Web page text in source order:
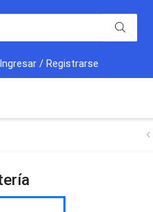
Ingresar / Registrarse